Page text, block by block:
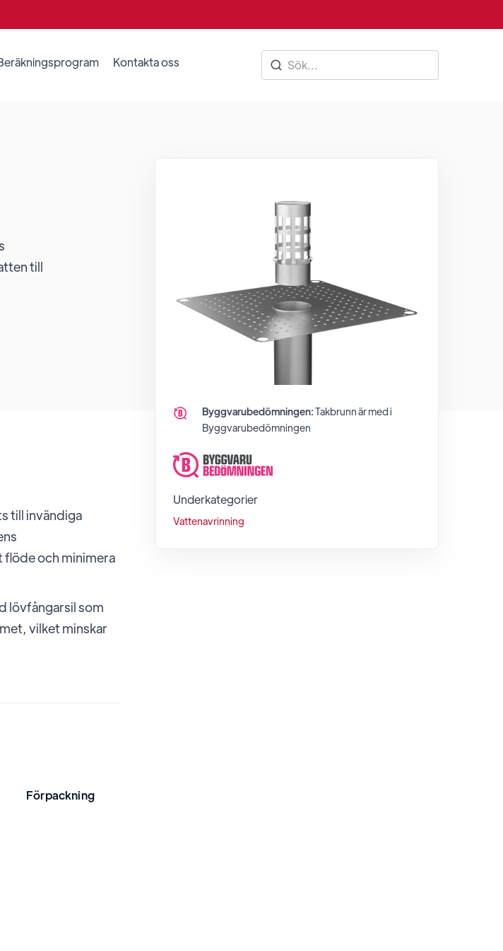
Kontakta oss
till
till invändiga
och minimera
lövfångarsil som
vilket minskar
Förpackning
Byggvarubedömningen:Takbrunnär med i
Byggvarubedömningen
Underkategorier
Vattenavrinning